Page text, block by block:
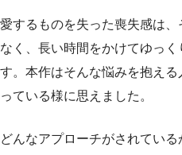
愛するものを失った喪失感は
なく、長い時間をかけてゆっ
す。本作はそんな悩みを抱え
っている様に思えました。
どんなアプローチがされてい